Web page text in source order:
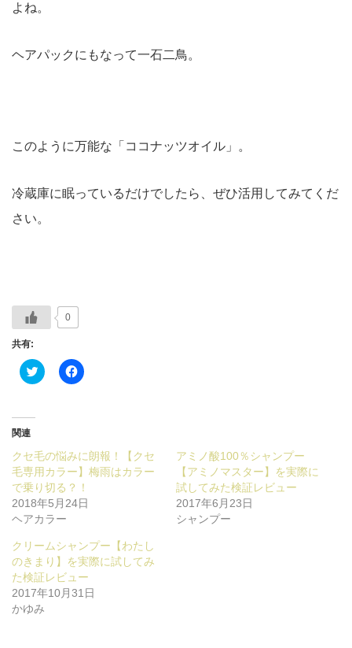
よね。
ヘアパックにもなって一石二鳥。
このように万能な「ココナッツオイル」。
冷蔵庫に眠っているだけでしたら、ぜひ活用してみてくだ
さい。
0
共有:
ク
リ
共
有
(新
し
い
ウ
ィ
ン
ウ
で
開
き
ま
す)
Facebook
で
ク
リ
ッ
ク
し
て
く
い
(新
し
い
ィ
関連
クセ毛の悩みに朗報！【クセ
毛専用カラー】梅雨はカラー
で乗り切る？！
2018年5月24日
ヘアカラー
アミノ酸100％シャンプー
【アミノマスター】を実際に
試してみた検証レビュー
2017年6月23日
シャンプー
クリームシャンプー【わたし
のきまり】を実際に試してみ
た検証レビュー
2017年10月31日
かゆみ